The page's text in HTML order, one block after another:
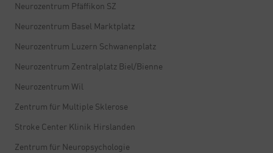
Neurozentrum Pfäffikon SZ
Neurozentrum Basel Marktplatz
Neurozentrum Luzern Schwanenplatz
Neurozentrum Zentralplatz Biel/Bienne
Neurozentrum Wil
Zentrum für Multiple Sklerose
Stroke Center Klinik Hirslanden
Zentrum für Neuropsychologie